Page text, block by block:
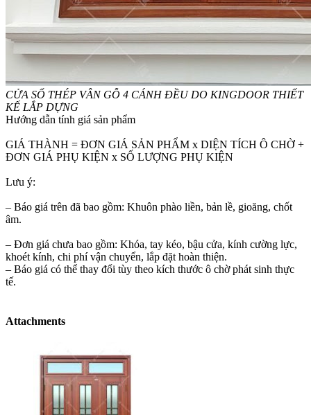
CỬA SỔ THÉP VÂN GỖ 4 CÁNH ĐỀU DO KINGDOOR THIẾT
KẾ LẮP DỰNG
Hướng dẫn tính giá sản phẩm
GIÁ THÀNH = ĐƠN GIÁ SẢN PHẨM x DIỆN TÍCH Ô CHỜ +
ĐƠN GIÁ PHỤ KIỆN x SỐ LƯỢNG PHỤ KIỆN
Lưu ý:
– Báo giá trên đã bao gồm: Khuôn phào liền, bản lề, gioăng, chốt
âm.
– Đơn giá chưa bao gồm: Khóa, tay kéo, bậu cửa, kính cường lực,
khoét kính, chi phí vận chuyển, lắp đặt hoàn thiện.
– Báo giá có thể thay đổi tùy theo kích thước ô chờ phát sinh thực
tế.
Attachments